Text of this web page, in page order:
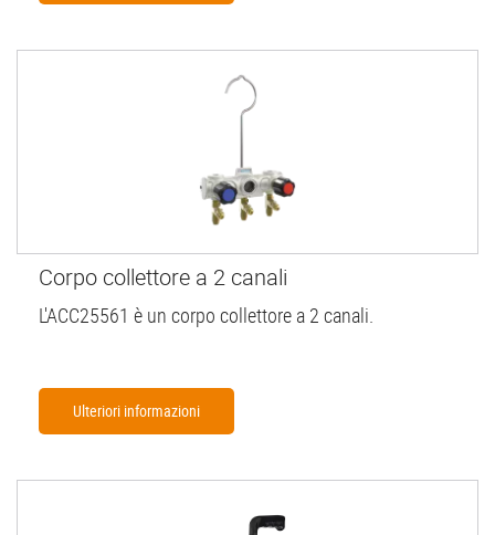
Corpo collettore a 2 canali
L'ACC25561 è un corpo collettore a 2 canali.
Ulteriori informazioni